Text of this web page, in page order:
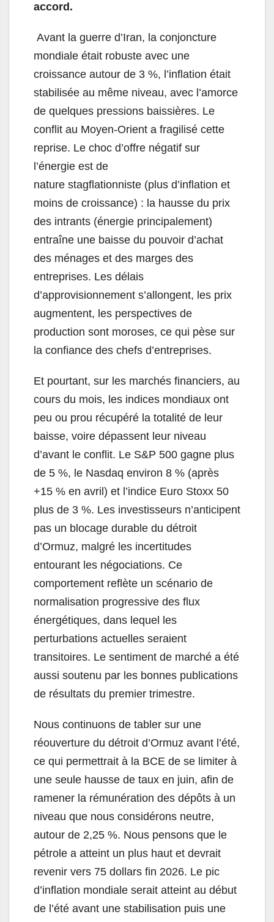
accord.
Avant la guerre d’Iran, la conjoncture
mondiale était robuste avec une
croissance autour de 3 %, l’inflation était
stabilisée au même niveau, avec l’amorce
de quelques pressions baissières. Le
conflit au Moyen-Orient a fragilisé cette
reprise. Le choc d’offre négatif sur
l’énergie est de
nature stagflationniste (plus d’inflation et
moins de croissance) : la hausse du prix
des intrants (énergie principalement)
entraîne une baisse du pouvoir d’achat
des ménages et des marges des
entreprises. Les délais
d’approvisionnement s’allongent, les prix
augmentent, les perspectives de
production sont moroses, ce qui pèse sur
la confiance des chefs d’entreprises.
Et pourtant, sur les marchés financiers, au
cours du mois, les indices mondiaux ont
peu ou prou récupéré la totalité de leur
baisse, voire dépassent leur niveau
d’avant le conflit. Le S&P 500 gagne plus
de 5 %, le Nasdaq environ 8 % (après
+15 % en avril) et l’indice Euro Stoxx 50
plus de 3 %. Les investisseurs n’anticipent
pas un blocage durable du détroit
d’Ormuz, malgré les incertitudes
entourant les négociations. Ce
comportement reflète un scénario de
normalisation progressive des flux
énergétiques, dans lequel les
perturbations actuelles seraient
transitoires. Le sentiment de marché a été
aussi soutenu par les bonnes publications
de résultats du premier trimestre.
Nous continuons de tabler sur une
réouverture du détroit d’Ormuz avant l’été,
ce qui permettrait à la BCE de se limiter à
une seule hausse de taux en juin, afin de
ramener la rémunération des dépôts à un
niveau que nous considérons neutre,
autour de 2,25 %. Nous pensons que le
pétrole a atteint un plus haut et devrait
revenir vers 75 dollars fin 2026. Le pic
d’inflation mondiale serait atteint au début
de l’été avant une stabilisation puis une